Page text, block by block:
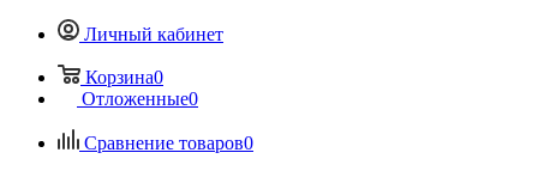
Личный кабинет
Корзина0
Отложенные0
Сравнение товаров0